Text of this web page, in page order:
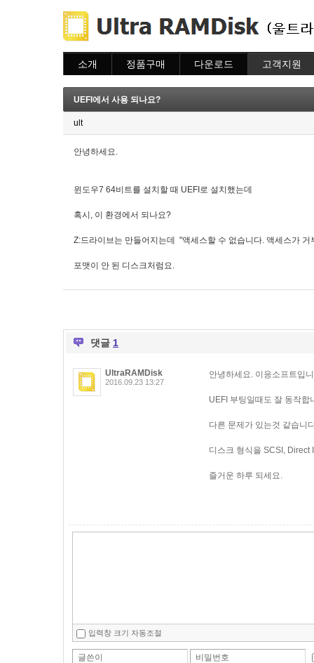
소개 정품구매
주문조회
이용안내
다운로드 고객지원
질문하기
UEFI에서 사용 되나요?
ult
안녕하세요.
윈도우7 64비트를 설치할 때 UEFI로 설치했는데
혹시, 이 환경에서 되나요?
Z:드라이브는 만들어지는데 "액세스할 수 없습니다. 액세스가 거
포맷이 안 된 디스크처럼요.
댓글 1
UltraRAMDisk
2016.09.23 13:27
안녕하세요. 이응소프트입
UEFI 부팅일때도 잘 동작합
다른 문제가 있는것 같습니
디스크 형식을 SCSI, Direct
즐거운 하루 되세요.
입력창 크기 자동조절
글쓴이 비밀번호